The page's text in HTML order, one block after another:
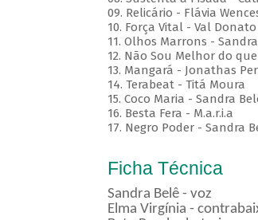
09. Relicário - Flávia
10. Força Vital - Val Donato
11. Olhos Marrons -
12. Não Sou Melhor do
13. Mangará - Jonathas
14. Terabeat - Titá Moura
15. Coco Maria - Sandra
16. Besta Fera - M.a.r.i.a
17. Negro Poder - Sandra
Ficha Técnica
Sandra Belê - voz
Elma Virgínia -